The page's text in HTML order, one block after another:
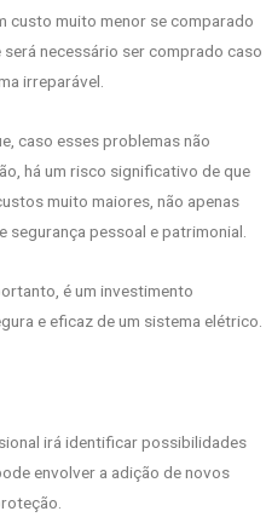
custo muito menor se comparado
necessário ser comprado caso
irreparável.
caso esses problemas não
há um risco significativo de que
muito maiores, não apenas
pessoal e patrimonial.
é um investimento
e eficaz de um sistema elétrico.
irá identificar possibilidades
envolver a adição de novos